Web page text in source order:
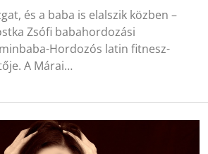
és a baba is elalszik közben –
Zsófi babahordozási
Hordozós latin fitnesz-
A Márai…